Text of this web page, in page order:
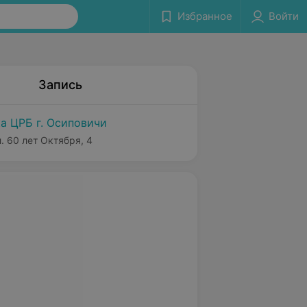
Избранное Войти
Запись
ЦРБ г. Осиповичи
60 лет Октября, 4